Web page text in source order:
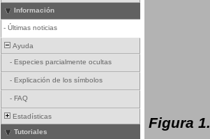
Información
- Últimas noticias
Ayuda
- Especies parcialmente ocultas
- Explicación de los símbolos
- FAQ
Estadísticas
Tutoriales
Figura 1.